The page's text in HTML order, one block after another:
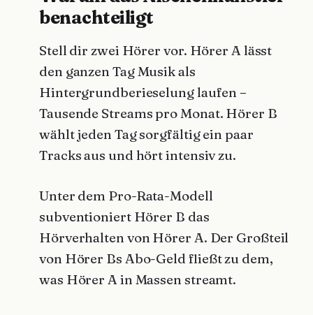
benachteiligt
Stell dir zwei Hörer vor. Hörer A lässt
den ganzen Tag Musik als
Hintergrundberieselung laufen –
Tausende Streams pro Monat. Hörer B
wählt jeden Tag sorgfältig ein paar
Tracks aus und hört intensiv zu.
Unter dem Pro-Rata-Modell
subventioniert Hörer B das
Hörverhalten von Hörer A. Der Großteil
von Hörer Bs Abo-Geld fließt zu dem,
was Hörer A in Massen streamt.